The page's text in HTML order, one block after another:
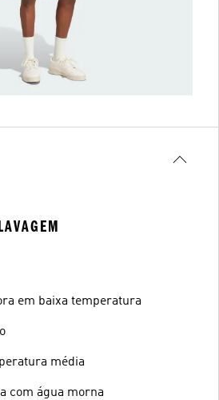
em baixa temperatura
média
com água morna